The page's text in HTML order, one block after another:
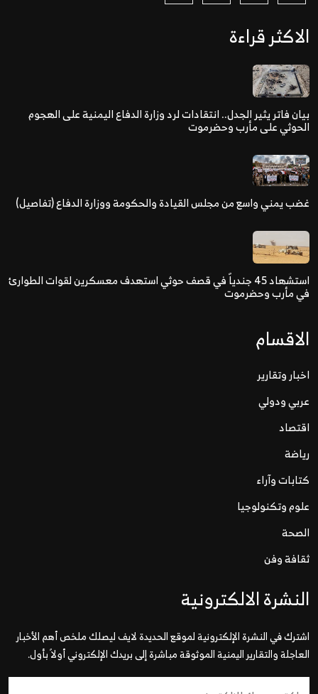
الاكثر قراءة
بيان فاتر يثير الجدل.. انتقادات لرد وزارة الدفاع اليمنية على الهجوم
الحوثي على مأرب وحضرموت
غضب يمني واسع من مجلس القيادة والحكومة ووزارة الدفاع (تفاصيل)
استشهاد 45 جندياً في قصف حوثي استهدف معسكرين لقوات الطوارئ
في مأرب وحضرموت
الاقسام
اخبار وتقارير
عربي ودولي
اقتصاد
رياضة
كتابات وآراء
علوم وتكنولوجيا
الصحة
ثقافة وفن
النشرة الالكترونية
اشترك في النشرة الإلكترونية لموقع الحديدة لايف ليصلك ملخص أهم الأخبار
العاجلة والتقارير اليمنية الموثوقة مباشرة إلى بريدك الإلكتروني أولاً بأول.